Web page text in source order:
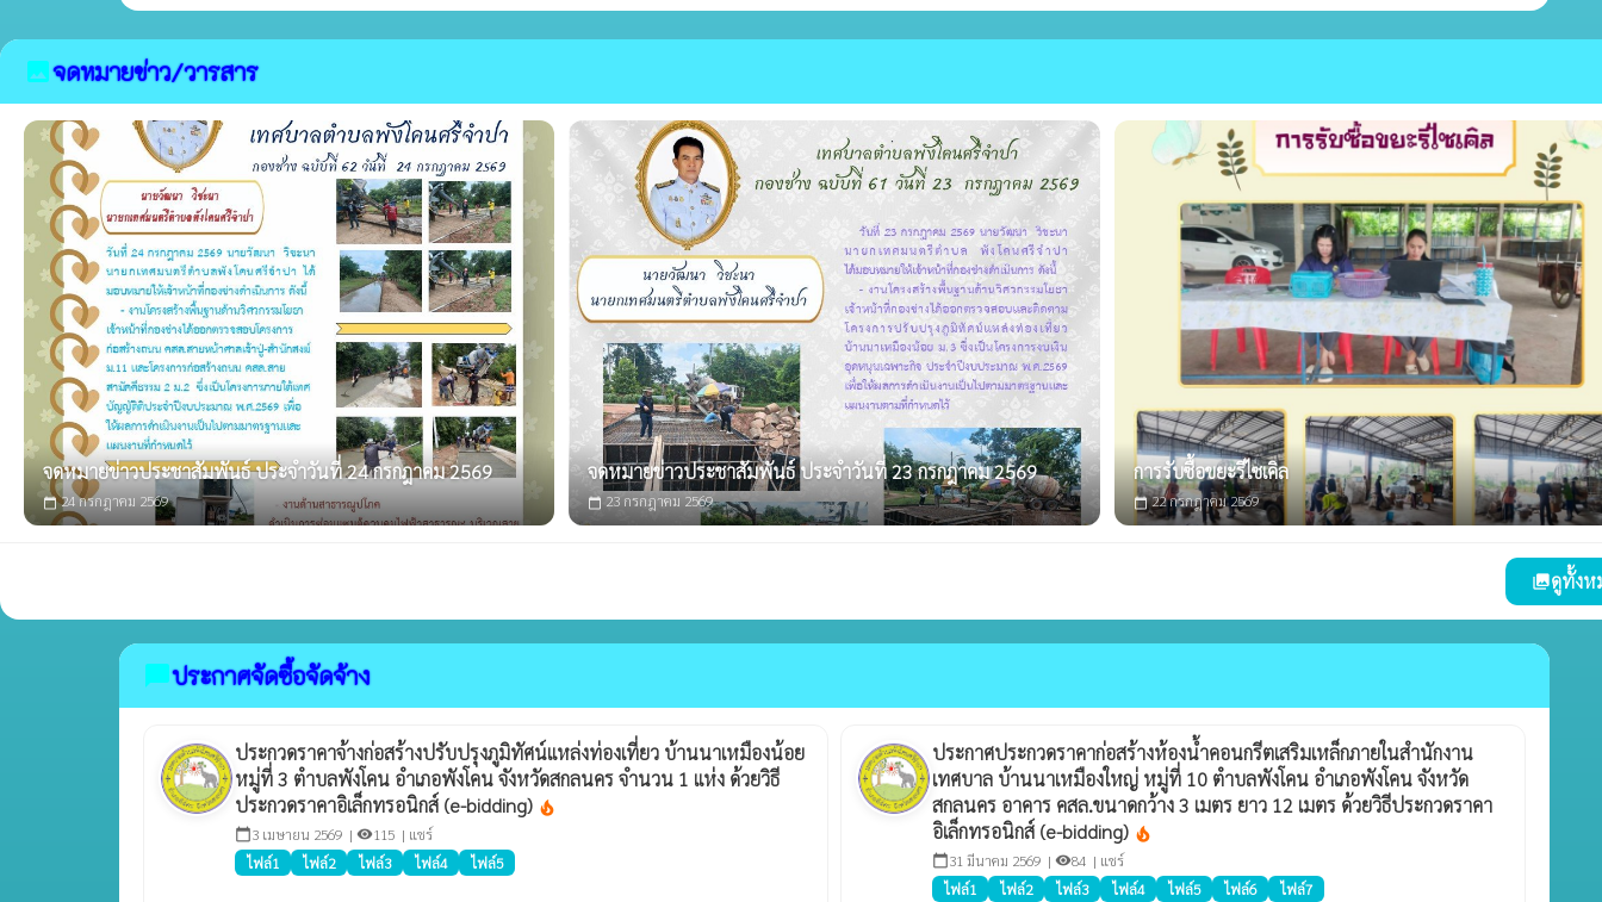
imageจดหมายข่าว/วารสาร
จดหมายข่าวประชาสัมพันธ์ ประจำวันที่ 24 กรกฎาคม 2569
calendar_today24 กรกฎาคม 2569
จดหมายข่าวประชาสัมพันธ์ ประจำวันที่ 23 กรกฎาคม 2569
calendar_today 23 กรกฎาคม 2569
การรับซื้อขยะรีไซเคิล
calendar_today22 กรกฎาคม 2569
photo_libraryดูทั้งห
chat_bubbleประกาศจัดซื้อจัดจ้าง
ประกวดราคาจ้างก่อสร้างปรับปรุงภูมิทัศน์แหล่งท่องเที่ยว บ้านนาเหมืองน้อย
หมู่ที่ 3 ตำบลพังโคน อำเภอพังโคน จังหวัดสกลนคร จำนวน 1 แห่ง ด้วยวิธี
ประกวดราคาอิเล็กทรอนิกส์ (e-bidding) local_fire_department
calendar_today 3 เมษายน 2569 | visibility115 | แชร์
ไฟล์1
ไฟล์2 ไฟล์3 ไฟล์4 ไฟล์5
ประกาศประกวดราคาก่อสร้างห้องน้ำคอนกรีตเสริมเหล็กภายในสำนักงาน
เทศบาล บ้านนาเหมืองใหญ่ หมู่ที่ 10 ตำบลพังโคน อำเภอพังโคน จังหวัด
สกลนคร อาคาร คสล.ขนาดกว้าง 3 เมตร ยาว 12 เมตร ด้วยวิธีประกวดราคา
อิเล็กทรอนิกส์ (e-bidding) local_fire_department
calendar_today 31 มีนาคม 2569 | visibility84 | แชร์
ไฟล์1
ไฟล์2 ไฟล์3 ไฟล์4 ไฟล์5 ไฟล์6 ไฟล์7